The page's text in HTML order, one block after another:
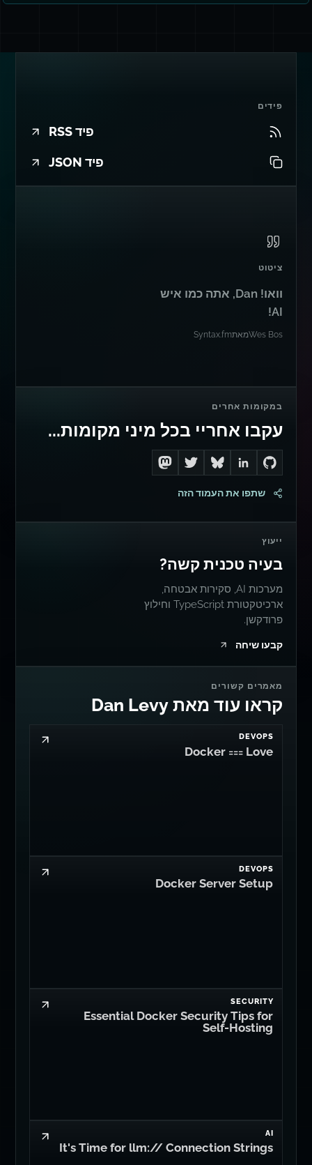
פידים
פיד RSS
פיד JSON
ציטוט
וואו! Dan, אתה כמו איש
AI!
Wes BosמאתSyntax.fm
במקומות אחרים
עקבו אחריי בכל מיני מקומות...
Go to Dan's GitHub
Connect with me on LinkedIn
Follow me on Bluesky
Follow me on Twitter
Follow me on Mastodon
שתפו את העמוד הזה
ייעוץ
בעיה טכנית קשה?
מערכות AI, סקירות אבטחה,
ארכיטקטורת TypeScript וחילוץ
פרודקשן.
קבעו שיחה
מאמרים קשורים
קראו עוד מאת Dan Levy
DEVOPS
Docker === Love
DEVOPS
Docker Server Setup
SECURITY
Essential Docker Security Tips for
Self-Hosting
AI
It's Time for llm:// Connection Strings